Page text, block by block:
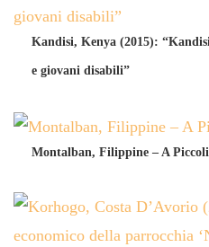
Kandisi, Kenya (2015):
e giovani disabili”
Montalban, Filippine – A Piccoli